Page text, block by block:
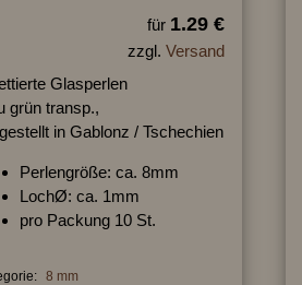
für 1.29 €
zzgl. Versand
Glasperlen
grün transp.,
in Gablonz / Tschechien
Perlengröße: ca. 8mm
LochØ: ca. 1mm
pro Packung 10 St.
8 mm